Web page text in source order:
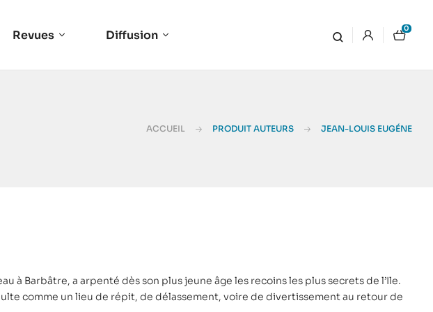
Revues Diffusion 0
ACCUEIL PRODUIT AUTEURS JEAN-LOUIS EUGÉNE
à Barbâtre, a arpenté dès son plus jeune âge les recoins les plus secrets de l’Ile.
comme un lieu de répit, de délassement, voire de divertissement au retour de